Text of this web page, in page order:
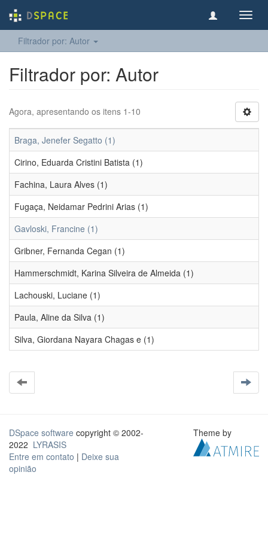
Filtrador por: Autor
Filtrador por: Autor
Agora, apresentando os itens 1-10
Braga, Jenefer Segatto (1)
Cirino, Eduarda Cristini Batista (1)
Fachina, Laura Alves (1)
Fugaça, Neidamar Pedrini Arias (1)
Gavloski, Francine (1)
Gribner, Fernanda Cegan (1)
Hammerschmidt, Karina Silveira de Almeida (1)
Lachouski, Luciane (1)
Paula, Aline da Silva (1)
Silva, Giordana Nayara Chagas e (1)
DSpace software copyright © 2002-
2022 LYRASIS
Entre em contato | Deixe sua
opinião
Theme by